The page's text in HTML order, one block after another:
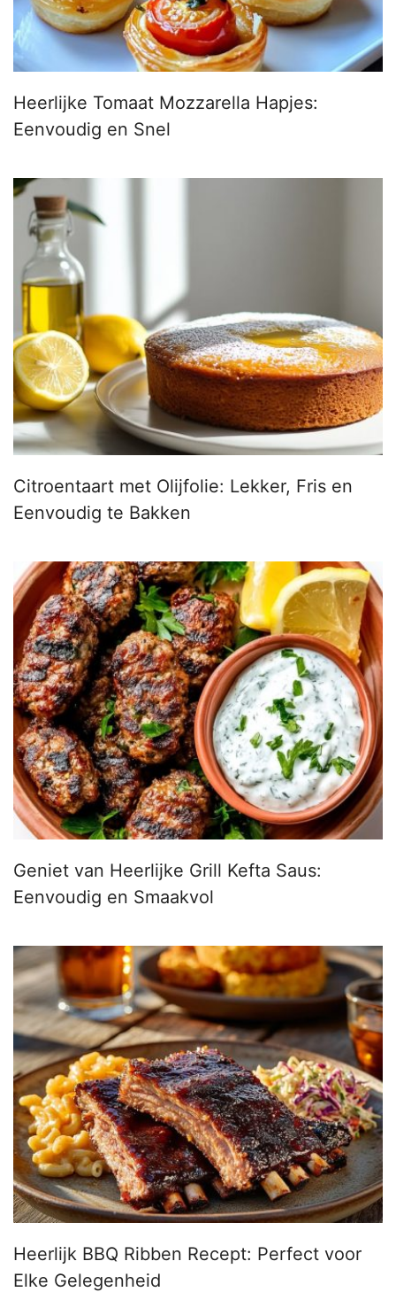
Heerlijke Tomaat Mozzarella Hapjes:
Eenvoudig en Snel
Citroentaart met Olijfolie: Lekker, Fris en
Eenvoudig te Bakken
Geniet van Heerlijke Grill Kefta Saus:
Eenvoudig en Smaakvol
Heerlijk BBQ Ribben Recept: Perfect voor
Elke Gelegenheid